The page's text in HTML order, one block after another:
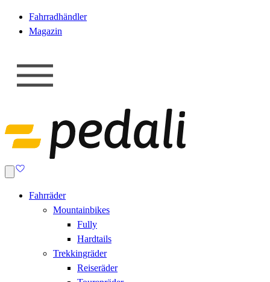
Fahrradhändler
Magazin
Fahrräder
Mountainbikes
Fully
Hardtails
Trekkingräder
Reiseräder